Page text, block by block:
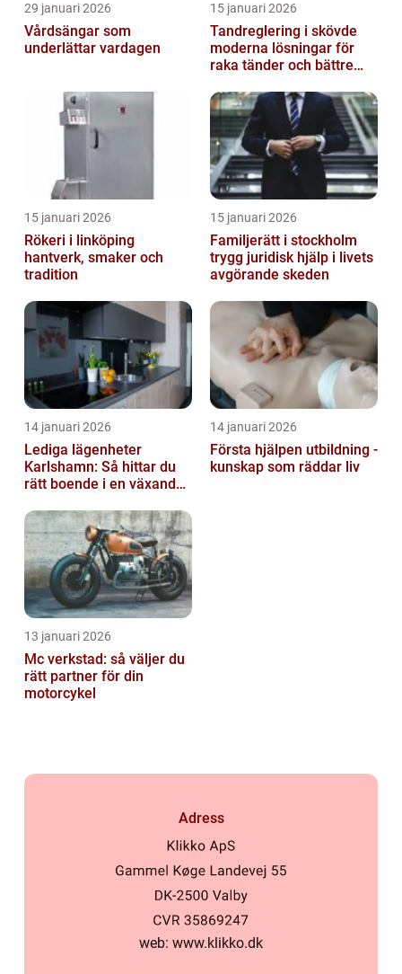
29 januari 2026
Vårdsängar som
underlättar vardagen
15 januari 2026
Tandreglering i skövde
moderna lösningar för
raka tänder och bättre
15 januari 2026
Rökeri i linköping
hantverk, smaker och
tradition
15 januari 2026
Familjerätt i stockholm
trygg juridisk hjälp i livets
avgörande skeden
14 januari 2026
Lediga lägenheter
Karlshamn: Så hittar du
rätt boende i en växande
14 januari 2026
Första hjälpen utbildning -
kunskap som räddar liv
13 januari 2026
Mc verkstad: så väljer du
rätt partner för din
motorcykel
Adress
web: www.klikko.dk